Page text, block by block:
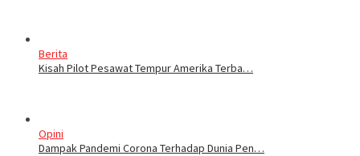
Berita
Kisah Pilot Pesawat Tempur Amerika Terba…
Opini
Dampak Pandemi Corona Terhadap Dunia Pen…